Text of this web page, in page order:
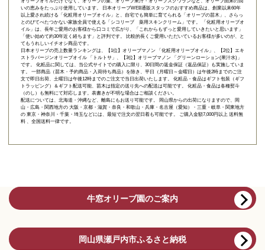
オリーブオイルだけでなく、オリーブの葉、オリーブ果汁・オリーブスクワランなど、オリーブ由来の潤
いの恵みをたっぷり使用しています。 日本オリーブWEB通販スタッフのおすすめ商品は、創業以来60年
以上愛され続ける「 化粧用オリーブオイル 」と、自宅でも簡単に育てられる「 オリーブの苗木 」、さらっ
とのびてべたつかない家族全員で使える「 シコリーブ 薬用スキンクリーム 」です。 「化粧用オリーブオ
イル」は、長年ご愛用のお客様から口コミで広がり、「これからもずっと愛用していきたいと思います」
「使い始めて約30年近く経ちます」と評判です。 比較的長くご愛用いただいているお客様が多いのが、と
てもうれしいイチオシ商品です。
日本オリーブの売上数量ランキングは、【1位】オリーブマノン 「 化粧用オリーブオイル 」、【2位】 エキ
ストラバージンオリーブオイル 「トルトサ」 、【3位】 オリーブマノン 「グリーンローション(果汁水)」
です。 化粧品に関しては、当公式サイトでの購入に限り、 30日間の返金保証（返品保証）
も実施していま
す。 一部商品（苗木・予約商品・入荷待ち商品）を除き、平日（月曜日～金曜日）は午後2時までのご注
文で即日出荷、土曜日は午後12時までのご注文で当日出荷いたします。 化粧品・食品はギフト包装（ギフ
トラッピング）＆ギフト配送可能、苗木は指定の送り先への配送は可能です。 化粧品・食品は各種熨斗
（のし）も無料にて対応します。表書きが不明な場合はご相談ください。
配送については、北海道・沖縄など、離島にもお送り可能です。 岡山県からの出荷になりますので、岡
山・広島・関西地方の 大阪・京都・滋賀・奈良・和歌山・兵庫・名古屋（愛知）・三重・岐阜・関東地方
の 東京・神奈川・千葉・埼玉などには、最短で注文の翌日着も可能です。 ご購入金額7,000円以上 送料無
料 、全国送料一律です。
牛窓オリーブ園のご案内
岡山県瀬戸内市ふるさと納税